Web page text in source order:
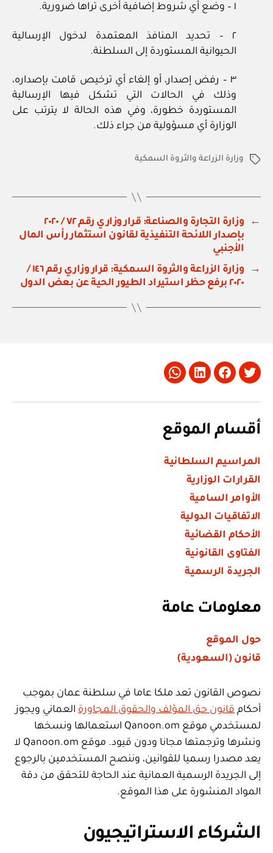
١ – وضع أي شروط إضافية أخرى تراها ضرورية.
٢ – تحديد المنافذ المعتمدة لدخول الإرسالية
الحيوانية المستوردة إلى السلطنة.
٣ – رفض إصدار، أو إلغاء أي ترخيص قامت بإصداره،
وذلك في الحالات التي تشكل فيها الإرسالية
المستوردة خطورة، وفي هذه الحالة لا يترتب على
الوزارة أي مسؤولية من جراء ذلك.
الوسوموزارة الزراعة والثروة السمكية
←
وزارة التجارة والصناعة: قرار وزاري رقم ٧٢ / ٢٠٢٠
بإصدار اللائحة التنفيذية لقانون استثمار رأس المال
الأجنبي
→
وزارة الزراعة والثروة السمكية: قرار وزاري رقم ١٤٦ /
٢٠٢٠ برفع حظر استيراد الطيور الحية عن بعض الدول
Twitter
Facebook
LinkedIn
Whatsapp
أقسام الموقع
المراسيم السلطانية
القرارات الوزارية
الأوامر السامية
الاتفاقيات الدولية
الأحكام القضائية
الفتاوى القانونية
الجريدة الرسمية
معلومات عامة
حول الموقع
قانون (السعودية)
نصوص القانون تعد ملكا عاما في سلطنة عمان بموجب
أحكام قانون حق المؤلف والحقوق المجاورة العماني ويجوز
لمستخدمي موقع Qanoon.om استعمالها ونسخها
ونشرها وترجمتها مجانا ودون قيود. موقع Qanoon.om لا
يعد مصدرا رسميا للقوانين، وننصح المستخدمين بالرجوع
إلى الجريدة الرسمية العمانية عند الحاجة للتحقق من دقة
المواد المنشورة على هذا الموقع.
الشركاء الاستراتيجيون